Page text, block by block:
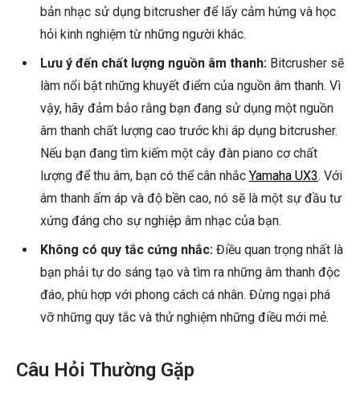
bản nhạc sử dụng bitcrusher để lấy cảm hứng và học
hỏi kinh nghiệm từ những người khác.
Lưu ý đến chất lượng nguồn âm thanh: Bitcrusher sẽ
làm nổi bật những khuyết điểm của nguồn âm thanh. Vì
vậy, hãy đảm bảo rằng bạn đang sử dụng một nguồn
âm thanh chất lượng cao trước khi áp dụng bitcrusher.
Nếu bạn đang tìm kiếm một cây đàn piano cơ chất
lượng để thu âm, bạn có thể cân nhắc Yamaha UX3. Với
âm thanh ấm áp và độ bền cao, nó sẽ là một sự đầu tư
xứng đáng cho sự nghiệp âm nhạc của bạn.
Không có quy tắc cứng nhắc: Điều quan trọng nhất là
bạn phải tự do sáng tạo và tìm ra những âm thanh độc
đáo, phù hợp với phong cách cá nhân. Đừng ngại phá
vỡ những quy tắc và thử nghiệm những điều mới mẻ.
Câu Hỏi Thường Gặp